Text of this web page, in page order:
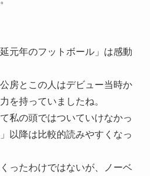
元年のフットボール」は感動
房とこの人はデビュー当時か
を持っていましたね。
私の頭ではついていけなかっ
以降は比較的読みやすくなっ
ったわけではないが、ノーベ